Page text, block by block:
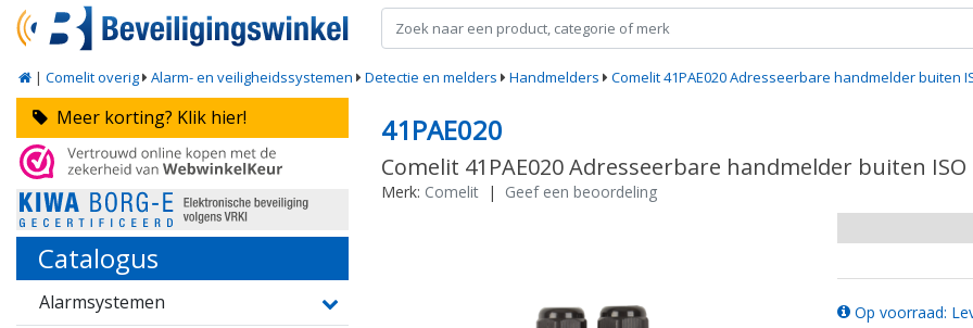
| Comelit overig Alarm- en veiligheidssystemen Detectie en melders Handmelders Comelit 41PAE020 Adresseerbare handmelder buiten
Meer korting? Klik hier!
Catalogus
Alarmsystemen
41PAE020
Comelit 41PAE020 Adresseerbare handmelder buiten
Merk: Comelit | Geef een beoordeling
Op voorraad: